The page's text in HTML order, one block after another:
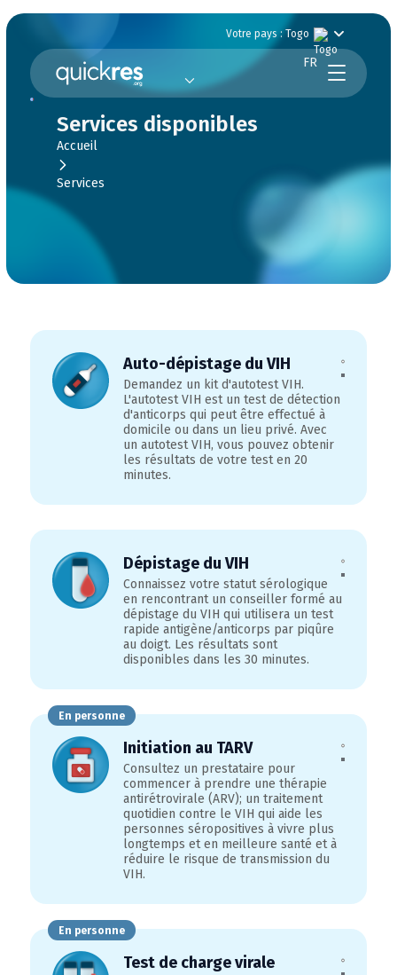
Votre pays : Togo
FR
Services disponibles
Accueil
Services
Auto-dépistage du VIH
Demandez un kit d'autotest VIH.
L'autotest VIH est un test de détection
d'anticorps qui peut être effectué à
domicile ou dans un lieu privé. Avec
un autotest VIH, vous pouvez obtenir
les résultats de votre test en 20
minutes.
Dépistage du VIH
Connaissez votre statut sérologique
en rencontrant un conseiller formé au
dépistage du VIH qui utilisera un test
rapide antigène/anticorps par piqûre
au doigt. Les résultats sont
disponibles dans les 30 minutes.
En personne
Initiation au TARV
Consultez un prestataire pour
commencer à prendre une thérapie
antirétrovirale (ARV); un traitement
quotidien contre le VIH qui aide les
personnes séropositives à vivre plus
longtemps et en meilleure santé et à
réduire le risque de transmission du
VIH.
En personne
Test de charge virale